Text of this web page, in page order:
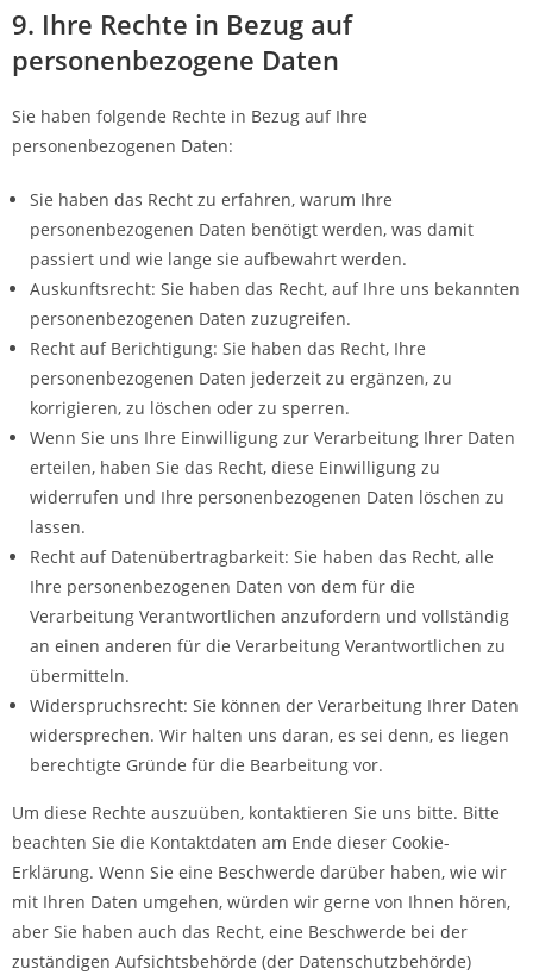
9. Ihre Rechte in Bezug auf
personenbezogene Daten
Sie haben folgende Rechte in Bezug auf Ihre
personenbezogenen Daten:
Sie haben das Recht zu erfahren, warum Ihre
personenbezogenen Daten benötigt werden, was damit
passiert und wie lange sie aufbewahrt werden.
Auskunftsrecht: Sie haben das Recht, auf Ihre uns bekannten
personenbezogenen Daten zuzugreifen.
Recht auf Berichtigung: Sie haben das Recht, Ihre
personenbezogenen Daten jederzeit zu ergänzen, zu
korrigieren, zu löschen oder zu sperren.
Wenn Sie uns Ihre Einwilligung zur Verarbeitung Ihrer Daten
erteilen, haben Sie das Recht, diese Einwilligung zu
widerrufen und Ihre personenbezogenen Daten löschen zu
lassen.
Recht auf Datenübertragbarkeit: Sie haben das Recht, alle
Ihre personenbezogenen Daten von dem für die
Verarbeitung Verantwortlichen anzufordern und vollständig
an einen anderen für die Verarbeitung Verantwortlichen zu
übermitteln.
Widerspruchsrecht: Sie können der Verarbeitung Ihrer Daten
widersprechen. Wir halten uns daran, es sei denn, es liegen
berechtigte Gründe für die Bearbeitung vor.
Um diese Rechte auszuüben, kontaktieren Sie uns bitte. Bitte
beachten Sie die Kontaktdaten am Ende dieser Cookie-
Erklärung. Wenn Sie eine Beschwerde darüber haben, wie wir
mit Ihren Daten umgehen, würden wir gerne von Ihnen hören,
aber Sie haben auch das Recht, eine Beschwerde bei der
zuständigen Aufsichtsbehörde (der Datenschutzbehörde)